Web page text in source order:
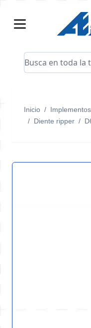
Busca en toda la
Inicio / Implementos
/ Diente ripper /